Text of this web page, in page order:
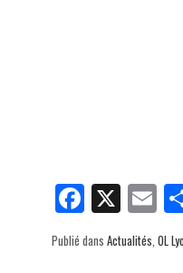
Fa
ce
bo
X E
m
ail
Publié dans Actualités OL